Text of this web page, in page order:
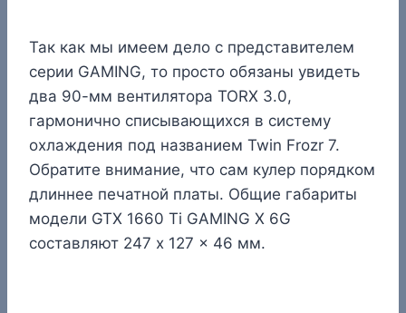
Так как мы имеем дело с представителем
серии GAMING, то просто обязаны увидеть
два 90-мм вентилятора TORX 3.0,
гармонично списывающихся в систему
охлаждения под названием Twin Frozr 7.
Обратите внимание, что сам кулер порядком
длиннее печатной платы. Общие габариты
модели GTX 1660 Ti GAMING X 6G
составляют 247 x 127 x 46 мм.